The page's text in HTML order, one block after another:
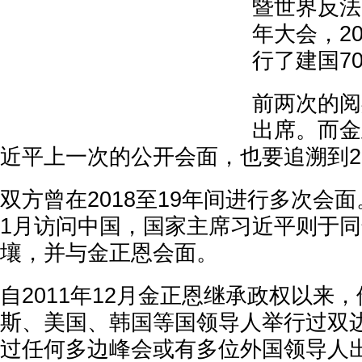
暨世界反
年大会，
行了建国
前两次的
出席。而
近平上一次的公开会面，也要追溯到
双方曾在2018至19年间进行多次会
1月访问中国，国家主席习近平则于
壤，并与金正恩会面。
自2011年12月金正恩继承政权以来
斯、美国、韩国等国领导人举行过双
过任何多边峰会或有多位外国领导人